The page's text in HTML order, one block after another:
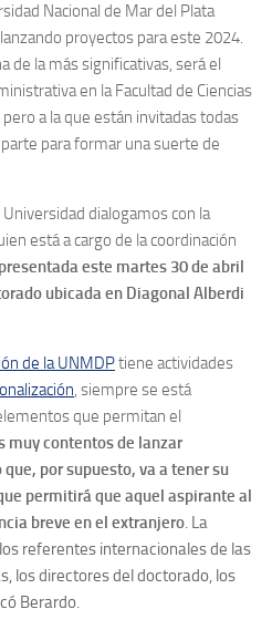
Nacional de Mar del Plata
proyectos para este 2024.
de la más significativas, será el
en la Facultad de Ciencias
pero a la que están invitadas todas
para formar una suerte de
dialogamos con la
está a cargo de la coordinación
este martes 30 de abril
ubicada en Diagonal Alberdi
de la UNMDPtiene actividades
, siempre se está
que permitan el
muy contentos de lanzar
por supuesto, va a tener su
permitirá que aquel aspirante al
breve en el extranjero. La
referentes internacionales de las
los directores del doctorado, los
Berardo.